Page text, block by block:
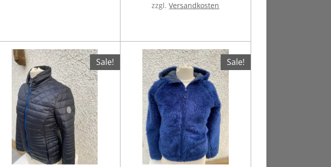
zzgl.Versandkosten
Sale! Sale!